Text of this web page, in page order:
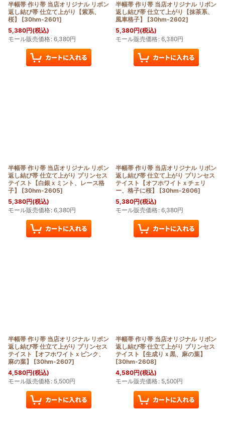
半幅帯 作り帯 当店オリジナル リボン
返し結び帯 仕立て上がり【紫系、
桜】
[30hm-2601]
5,380円(税込)
モール販売価格: 6,380円
半幅帯 作り帯 当店オリジナル リボン
返し結び帯 仕立て上がり【抹茶系、
風車格子】
[30hm-2602]
5,380円(税込)
モール販売価格: 6,380円
半幅帯 作り帯 当店オリジナル リボン
返し結び帯 仕立て上がり プリンセス
テイスト【白銀ｘミント、レース格
子】
[30hm-2605]
5,380円(税込)
モール販売価格: 6,380円
半幅帯 作り帯 当店オリジナル リボン
返し結び帯 仕立て上がり プリンセス
テイスト【オフホワイトｘチェリ
ー、格子に桜】
[30hm-2606]
5,380円(税込)
モール販売価格: 6,380円
半幅帯 作り帯 当店オリジナル リボン
返し結び帯 仕立て上がり プリンセス
テイスト【オフホワイトｘピンク、
麻の葉】
[30hm-2607]
4,580円(税込)
モール販売価格: 5,500円
半幅帯 作り帯 当店オリジナル リボン
返し結び帯 仕立て上がり プリンセス
テイスト【生成りｘ黒、麻の葉】
[30hm-2608]
4,580円(税込)
モール販売価格: 5,500円